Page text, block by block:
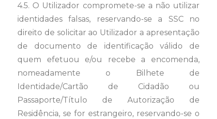
4.5. O Utilizador compromete-se a não utilizar
identidades falsas, reservando-se a SSC no
direito de solicitar ao Utilizador a apresentação
de documento de identificação válido de
quem efetuou e/ou recebe a encomenda,
nomeadamente o Bilhete de
Identidade/Cartão de Cidadão ou
Passaporte/Título de Autorização de
Residência, se for estrangeiro, reservando-se o